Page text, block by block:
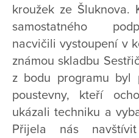
kroužek ze Šluknova.
samostatného
nacvičili vystoupení v
známou skladbu
z bodu programu byl
poustevny, kteří
ukázali techniku a
Přijela nás